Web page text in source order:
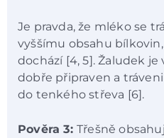
Je pravda, že mléko se
vyššímu obsahu
dochází [4, 5]. Žaludek
dobře připraven a
do tenkého střeva [6].
Pověra 3: Třešně